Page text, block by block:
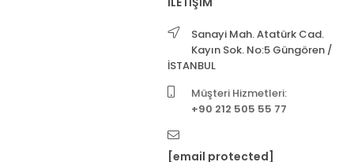
Sanayi Mah. Atatürk Cad.
Kayın Sok. No:5 Güngören /
İSTANBUL
Müşteri Hizmetleri:
+90 212 505 55 77
[email protected]